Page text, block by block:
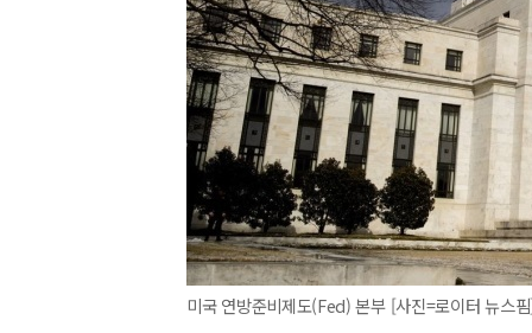
미국 연방준비제도(Fed) 본부 [사진=로이터 뉴스